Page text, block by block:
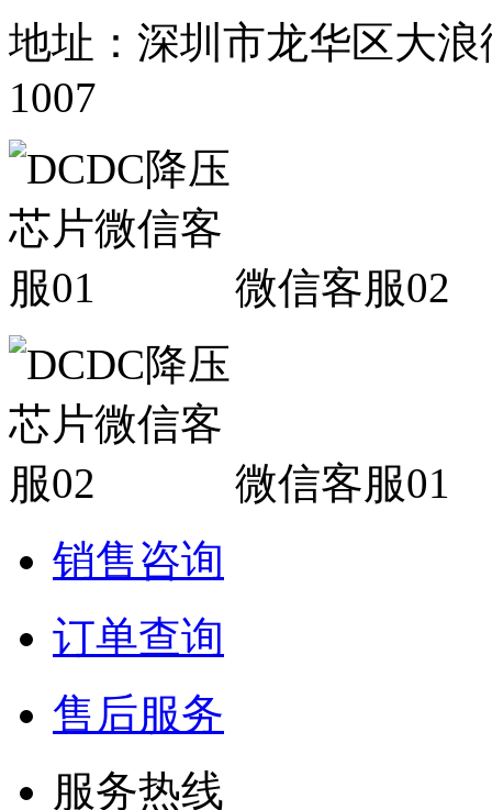
地址：深圳市龙华区大
1007
微信客服02
微信客服01
销售咨询
订单查询
售后服务
服务热线